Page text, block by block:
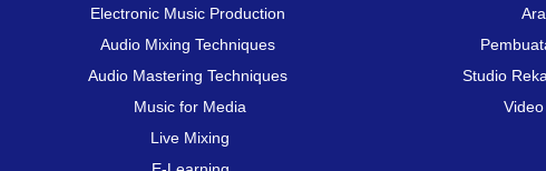
Electronic Music Production
Audio Mixing Techniques
Audio Mastering Techniques
Music for Media
Live Mixing
Studio